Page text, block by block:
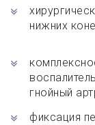
нижних
гнойный
фиксация